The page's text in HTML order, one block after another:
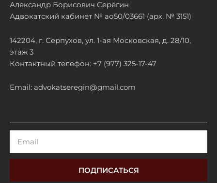
Александр Борисович Серёгин
Адвокатский кабинет № ао50/03661 (арх. № 3151)
142204, г. Серпухов, ул. 1-ая Московская, д. 28/10,
этаж 3
Контактный телефон: +7 (977) 325-17-47
Email: advokatseregin@gmail.com
ПОДПИСАТЬСЯ